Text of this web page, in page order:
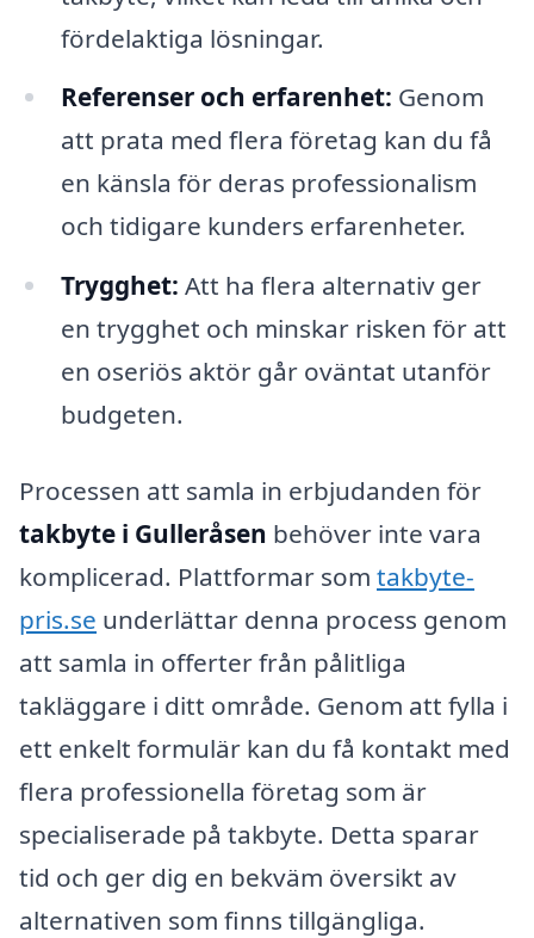
fördelaktiga lösningar.
Referenser och erfarenhet: Genom
att prata med flera företag kan du få
en känsla för deras professionalism
och tidigare kunders erfarenheter.
Trygghet: Att ha flera alternativ ger
en trygghet och minskar risken för att
en oseriös aktör går oväntat utanför
budgeten.
Processen att samla in erbjudanden för
takbyte i Gulleråsen behöver inte vara
komplicerad. Plattformar som takbyte-
pris.se underlättar denna process genom
att samla in offerter från pålitliga
takläggare i ditt område. Genom att fylla i
ett enkelt formulär kan du få kontakt med
flera professionella företag som är
specialiserade på takbyte. Detta sparar
tid och ger dig en bekväm översikt av
alternativen som finns tillgängliga.